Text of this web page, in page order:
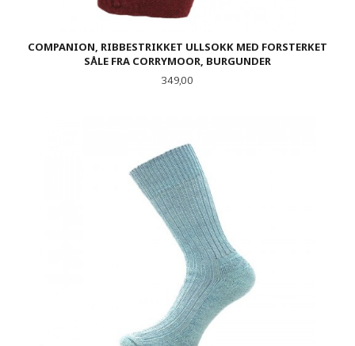
COMPANION, RIBBESTRIKKET ULLSOKK MED FORSTERKET
SÅLE FRA CORRYMOOR, BURGUNDER
Pris
349,00